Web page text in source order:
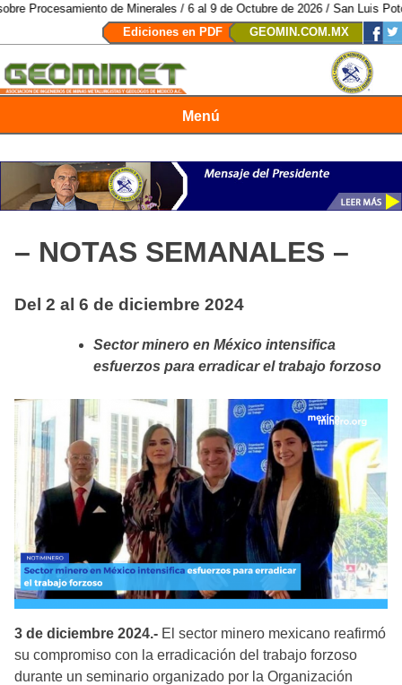
de Minerales / 6 al 9 de Octubre de 2026 / San Luis Potosí, SLP
Ediciones en PDF
GEOMIN.COM.MX
Menú
– NOTAS SEMANALES –
Del 2 al 6 de diciembre 2024
Sector minero en México intensifica
esfuerzos para erradicar el trabajo forzoso
3 de diciembre 2024.- El sector minero mexicano reafirmó
su compromiso con la erradicación del trabajo forzoso
durante un seminario organizado por la Organización